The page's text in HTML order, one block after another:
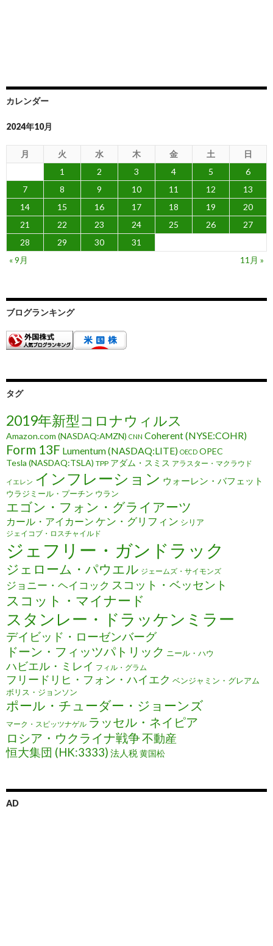
カレンダー
2024年10月
月 火 水 木 金 土
日
1
2 3 4 5
6
7
8 9 10 11 12
13
14
15 16 17 18 19
20
21
22 23 24 25 26
27
28
29 30
31
« 9月
11月 »
ブログランキング
タグ
2019年新型コロナウィルス
Amazon.com (NASDAQ:AMZN) CNN Coherent (NYSE:COHR)
Form 13F Lumentum (NASDAQ:LITE) OECD OPEC
Tesla (NASDAQ:TSLA) TPP アダム・スミス アラスター・マクラウド
イエレン インフレーション ウォーレン・バフェット
ウラジミール・プーチン ウラン
エゴン・フォン・グライアーツ
カール・アイカーン ケン・グリフィン シリア
ジェイコブ・ロスチャイルド
ジェフリー・ガンドラック
ジェローム・パウエル ジェームズ・サイモンズ
ジョニー・ヘイコック スコット・ベッセント
スコット・マイナード
スタンレー・ドラッケンミラー
デイビッド・ローゼンバーグ
ドーン・フィッツパトリック ニール・ハウ
ハビエル・ミレイ フィル・グラム
フリードリヒ・フォン・ハイエク ベンジャミン・グレアム
ボリス・ジョンソン
ポール・チューダー・ジョーンズ
マーク・スピッツナゲル ラッセル・ネイピア
ロシア・ウクライナ戦争不動産
恒大集団 (HK:3333) 法人税黄国松
AD